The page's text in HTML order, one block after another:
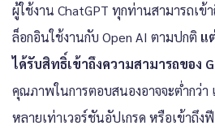
ผู้ใช้งาน ChatGPT ทุกท่านสามารถเข้
ล็อกอินใช้งานกับ Open AI ตามปกติ แ
ได้รับสิทธิ์เข้าถึงความสามารถของ
คุณภาพในการตอบสนองอาจจะต่ำกว่
หลายเท่าเวอร์ชันอัปเกรด หรือเข้าถึง